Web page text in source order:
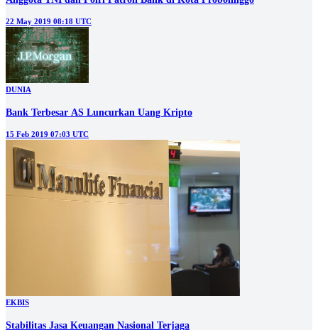
22 May 2019 08:18 UTC
DUNIA
Bank Terbesar AS Luncurkan Uang Kripto
15 Feb 2019 07:03 UTC
EKBIS
Stabilitas Jasa Keuangan Nasional Terjaga